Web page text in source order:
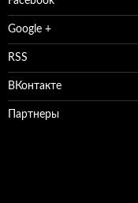
Google +
RSS
ВКонтакте
Партнеры